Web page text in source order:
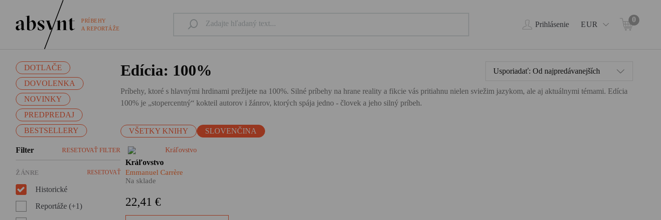
PRÍBEHY
A REPORTÁŽE
Prihlásenie EUR
0
DOTLAČE
DOVOLENKA
NOVINKY
PREDPREDAJ
BESTSELLERY
Filter RESETOVAŤ FILTER
ŽÁNRE RESETOVAŤ
Historické
Reportáže (+1)
Edícia: 100%
Príbehy, ktoré s hlavnými hrdinami prežijete na 100%. Silné príbehy na hrane reality a fikcie vás pritiahnu nielen sviežim jazykom, ale aj aktuálnymi témami. Edícia
100% je „stopercentný“ kokteil autorov i žánrov, ktorých spája jedno - človek a jeho silný príbeh.
VŠETKY KNIHY SLOVENČINA
Usporiadať: Od najpredávanejších
Hlavné postavy tohto románu
dôverne poznáte. Ježiš Kristus,
napríklad. Alebo apoštol Pavol.
výnimočná kniha, v ktorej sa
Kráľovstvo
Emmanuel Carrère
Na sklade
22,41 €